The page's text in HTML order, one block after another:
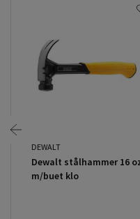
DEWALT
Dewalt stålhammer 16
m/buet klo